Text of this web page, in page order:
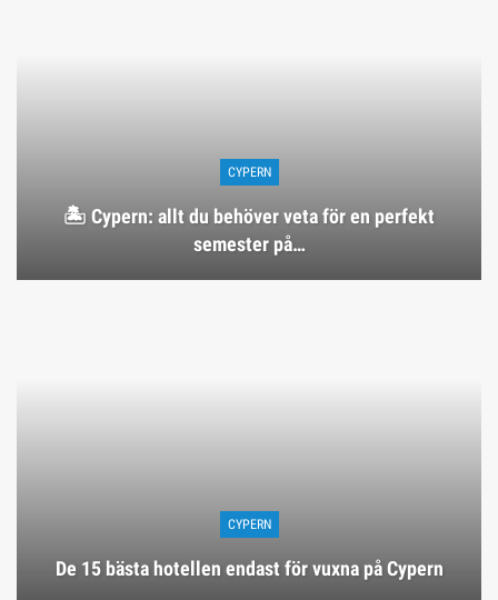
CYPERN
🏝️ Cypern: allt du behöver veta för en perfekt
semester på…
CYPERN
De 15 bästa hotellen endast för vuxna på Cypern